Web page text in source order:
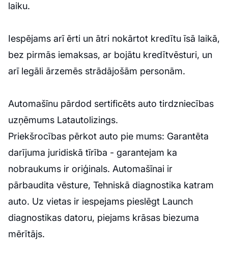
laiku.
Iespējams arī ērti un ātri nokārtot kredītu īsā laikā,
bez pirmās iemaksas, ar bojātu kredītvēsturi, un
arī legāli ārzemēs strādājošām personām.
Automašīnu pārdod sertificēts auto tirdzniecības
uzņēmums Latautolizings.
Priekšrocības pērkot auto pie mums: Garantēta
darījuma juridiskā tīrība - garantejam ka
nobraukums ir oriģinals. Automašīnai ir
pārbaudita vēsture, Tehniskā diagnostika katram
auto. Uz vietas ir iespejams pieslēgt Launch
diagnostikas datoru, piejams krāsas biezuma
mērītājs.